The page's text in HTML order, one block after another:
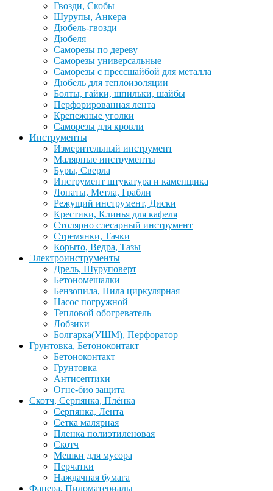
Гвозди, Скобы
Шурупы, Анкера
Дюбель-гвозди
Дюбеля
Саморезы по дереву
Саморезы универсальные
Саморезы с прессшайбой для металла
Дюбель для теплоизоляции
Болты, гайки, шпильки, шайбы
Перфорированная лента
Крепежные уголки
Саморезы для кровли
Инструменты
Измерительный инструмент
Малярные инструменты
Буры, Сверла
Инструмент штукатура и каменщика
Лопаты, Метла, Грабли
Режущий инструмент, Диски
Крестики, Клинья для кафеля
Столярно слесарный инструмент
Стремянки, Тачки
Корыто, Ведра, Тазы
Электроинструменты
Дрель, Шуруповерт
Бетономешалки
Бензопила, Пила циркулярная
Насос погружной
Тепловой обогреватель
Лобзики
Болгарка(УШМ), Перфоратор
Грунтовка, Бетоноконтакт
Бетоноконтакт
Грунтовка
Антисептики
Огне-био защита
Скотч, Серпянка, Плёнка
Серпянка, Лента
Сетка малярная
Пленка полиэтиленовая
Скотч
Мешки для мусора
Перчатки
Наждачная бумага
Фанера, Пиломатериалы